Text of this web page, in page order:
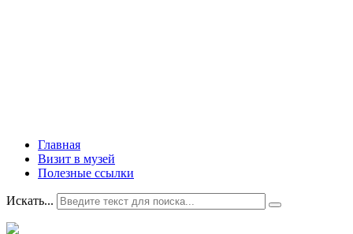
Главная
Визит в музей
Полезные ссылки
Искать...